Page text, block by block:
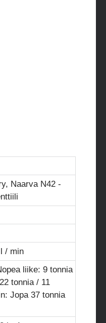
Naarva N42 -
liike: 9 tonnia
tonnia / 11
Jopa 37 tonnia